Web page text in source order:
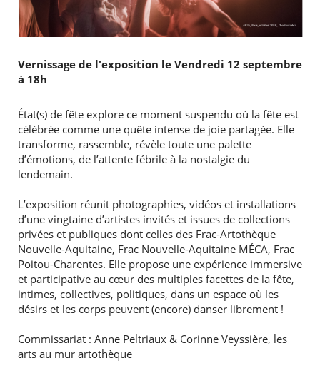
Vernissage de l'exposition le Vendredi 12 septembre
à 18h
État(s) de fête explore ce moment suspendu où la fête est
célébrée comme une quête intense de joie partagée. Elle
transforme, rassemble, révèle toute une palette
d’émotions, de l’attente fébrile à la nostalgie du
lendemain.
L’exposition réunit photographies, vidéos et installations
d’une vingtaine d’artistes invités et issues de collections
privées et publiques dont celles des Frac-Artothèque
Nouvelle-Aquitaine, Frac Nouvelle-Aquitaine MÉCA, Frac
Poitou-Charentes. Elle propose une expérience immersive
et participative au cœur des multiples facettes de la fête,
intimes, collectives, politiques, dans un espace où les
désirs et les corps peuvent (encore) danser librement !
Commissariat : Anne Peltriaux & Corinne Veyssière, les
arts au mur artothèque